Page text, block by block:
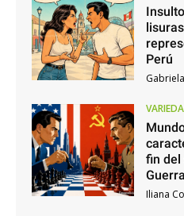
Perú
fin del
Iliana